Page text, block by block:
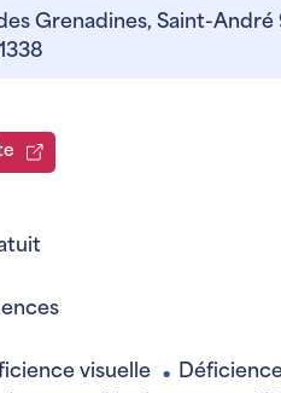
Grenadines, Saint-André
visuelle ●